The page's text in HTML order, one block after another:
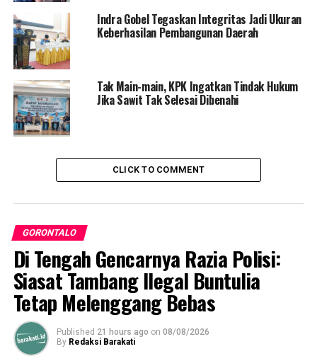
juga menahan Idrus Marham lantaran terlibat dalam
proyek pembangunan PLTU Riau-1.
Sumber :IDN Times
RELATED TOPICS: IMAM NAHRAWI KPK
MENPORA
TERBARU
Buka Diklat Khusus Profesi Advokat Indonesia, Ini Pesan
Ketua DPD KAI Provinsi Gorontalo
Setelah Resmi Dilantik, Fadel Minta 3 Hal ini ke Eduart
Indra Gobel Tegaskan Integritas Jadi Ukuran
Keberhasilan Pembangunan Daerah
Tak Main-main, KPK Ingatkan Tindak Hukum
Jika Sawit Tak Selesai Dibenahi
CLICK TO COMMENT
GORONTALO
Di Tengah Gencarnya Razia Polisi:
Siasat Tambang Ilegal Buntulia
Tetap Melenggang Bebas
Published 21 hours ago on 08/08/2026
By Redaksi Barakati